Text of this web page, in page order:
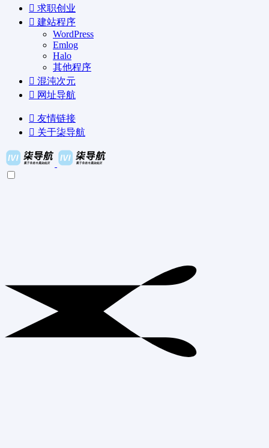
求职创业
建站程序
WordPress
Emlog
Halo
其他程序
混沌次元
网址导航
友情链接
关于柒导航